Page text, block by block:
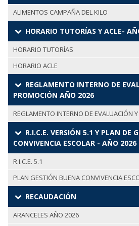
ALIMENTOS CAMPAÑA DEL KILO
HORARIO TUTORÍAS Y ACLE-
HORARIO TUTORÍAS
HORARIO ACLE
REGLAMENTO INTERNO DE
PROMOCIÓN AÑO 2026
REGLAMENTO INTERNO DE EVALUACIÓN
R.I.C.E. VERSIÓN 5.1 Y PLAN DE
CONVIVENCIA ESCOLAR - AÑO 2026
R.I.C.E. 5.1
PLAN GESTIÓN BUENA CONVIVENCIA
RECAUDACIÓN
ARANCELES AÑO 2026